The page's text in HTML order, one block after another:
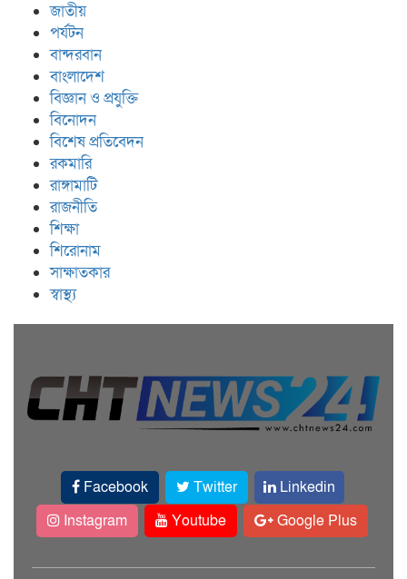
জাতীয়
পর্যটন
বান্দরবান
বাংলাদেশ
বিজ্ঞান ও প্রযুক্তি
বিনোদন
বিশেষ প্রতিবেদন
রকমারি
রাঙ্গামাটি
রাজনীতি
শিক্ষা
শিরোনাম
সাক্ষাতকার
স্বাস্থ্য
Facebook Twitter
Linkedin
Instagram
Youtube Google Plus